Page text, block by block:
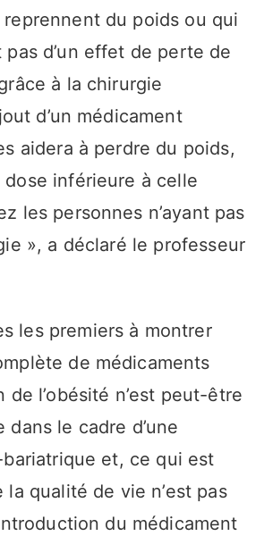
du poids ou qui
d’un effet de perte de
à la chirurgie
d’un médicament
aidera à perdre du poids,
inférieure à celle
les personnes n’ayant pas
», a déclaré le professeur
les premiers à montrer
de médicaments
de l’obésité n’est peut-être
dans le cadre d’une
et, ce qui est
qualité de vie n’est pas
du médicament